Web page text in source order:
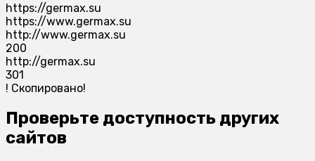
https://germax.su
https://www.germax.su
http://www.germax.su
200
http://germax.su
301
! Скопировано!
Проверьте доступность других
сайтов